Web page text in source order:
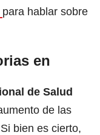
para hablar sobre
en
de Salud
de las
bien es cierto,